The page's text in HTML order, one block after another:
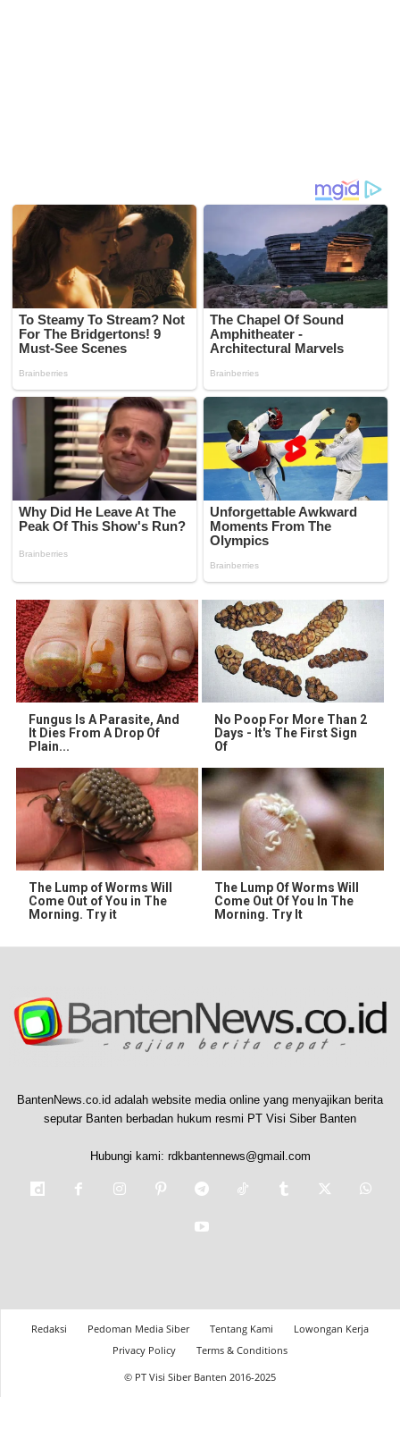
Fungus Is A Parasite, And
It Dies From A Drop Of
Plain...
No Poop For More Than 2
Days - It's The First Sign
Of
The Lump of Worms Will
Come Out of You in The
Morning. Try it
The Lump Of Worms Will
Come Out Of You In The
Morning. Try It
BantenNews.co.id adalah website media online yang menyajikan berita
seputar Banten berbadan hukum resmi PT Visi Siber Banten
Hubungi kami: rdkbantennews@gmail.com
Redaksi Pedoman Media Siber Tentang Kami
Lowongan Kerja
Privacy Policy
Terms & Conditions
© PT Visi Siber Banten 2016-2025